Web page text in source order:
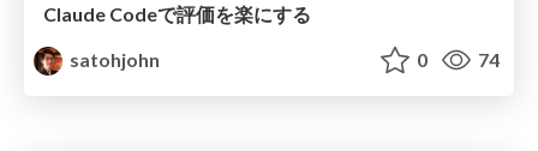
Claude Codeで評価を楽にする
satohjohn
0 74